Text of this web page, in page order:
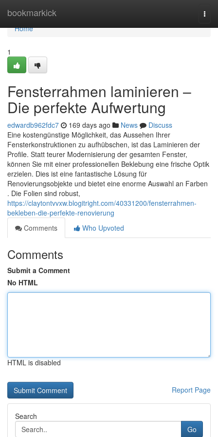
bookmarkick
Home
Home
1
Fensterrahmen laminieren –
Die perfekte Aufwertung
edwardb962fdc7 169 days ago News
Discuss
Eine kostengünstige Möglichkeit, das Aussehen Ihrer
Fensterkonstruktionen zu aufhübschen, ist das Laminieren der
Profile. Statt teurer Modernisierung der gesamten Fenster,
können Sie mit einer professionellen Beklebung eine frische Optik
erzielen. Dies ist eine fantastische Lösung für
Renovierungsobjekte und bietet eine enorme Auswahl an Farben
. Die Folien sind robust,
https://claytontvvxw.blogitright.com/40331200/fensterrahmen-
bekleben-die-perfekte-renovierung
Comments
Who Upvoted
Comments
Submit a Comment
No HTML
HTML is disabled
Report Page
Search
Go